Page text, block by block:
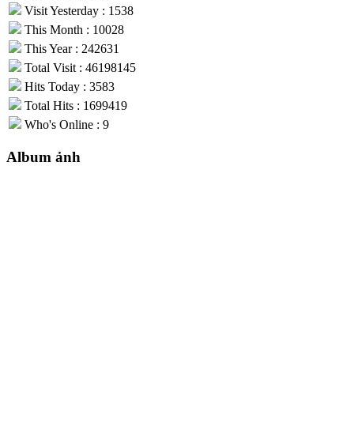
Visit Yesterday : 1538
This Month : 10028
This Year : 242631
Total Visit : 46198145
Hits Today : 3583
Total Hits : 1699419
Who's Online : 9
Album ảnh